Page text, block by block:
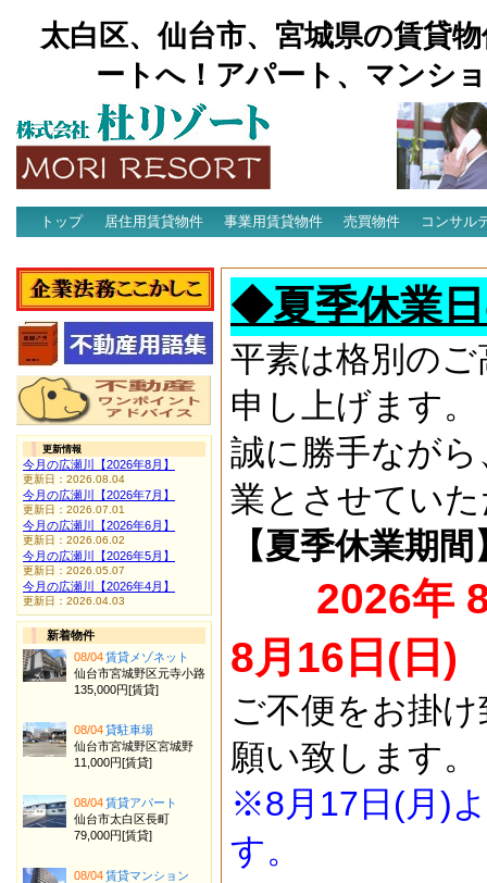
太白区、仙台市、宮城県の賃貸
ートへ！アパート、マンシ
トップ 居住用賃貸物件 事業用賃貸物件 売買物件
コンサル
◆夏季休業
平素は格別の
申し上げます。
誠に勝手なが
業とさせてい
【夏季休業期間
2026年
8月16日(日)
ご不便をお掛
願い致します。
※8月17日(月)
す。
更新情報
今月の広瀬川【2026年8月】
更新日：2026.08.04
今月の広瀬川【2026年7月】
更新日：2026.07.01
今月の広瀬川【2026年6月】
更新日：2026.06.02
今月の広瀬川【2026年5月】
更新日：2026.05.07
今月の広瀬川【2026年4月】
更新日：2026.04.03
新着物件
08/04賃貸メゾネット
仙台市宮城野区元寺小路
135,000円[賃貸]
08/04貸駐車場
仙台市宮城野区宮城野
11,000円[賃貸]
08/04賃貸アパート
仙台市太白区長町
79,000円[賃貸]
08/04賃貸マンション